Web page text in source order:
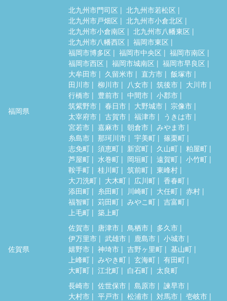
福岡県
北九州市門司区
北九州市若松区
北九州市戸畑区
北九州市小倉北区
北九州市小倉南区
北九州市八幡東区
北九州市八幡西区
福岡市東区
福岡市博多区
福岡市中央区
福岡市南区
福岡市西区
福岡市城南区
福岡市早良区
大牟田市
久留米市 直方市
飯塚市
田川市
柳川市 八女市 筑後市
大川市
行橋市
豊前市 中間市
小郡市
筑紫野市
春日市 大野城市
宗像市
太宰府市
古賀市 福津市
うきは市
宮若市
嘉麻市 朝倉市
みやま市
糸島市
那珂川市 宇美町
篠栗町
志免町
須恵町 新宮町 久山町
粕屋町
芦屋町
水巻町 岡垣町 遠賀町
小竹町
鞍手町
桂川町 筑前町
東峰村
大刀洗町
大木町 広川町
香春町
添田町
糸田町 川崎町 大任町
赤村
福智町
苅田町 みやこ町
吉富町
上毛町
築上町
佐賀県
佐賀市 唐津市 鳥栖市
多久市
伊万里市
武雄市 鹿島市
小城市
嬉野市
神埼市 吉野ヶ里町
基山町
上峰町
みやき町 玄海町
有田町
大町町
江北町 白石町 太良町
長崎市 佐世保市 島原市
諫早市
大村市
平戸市 松浦市 対馬市
壱岐市